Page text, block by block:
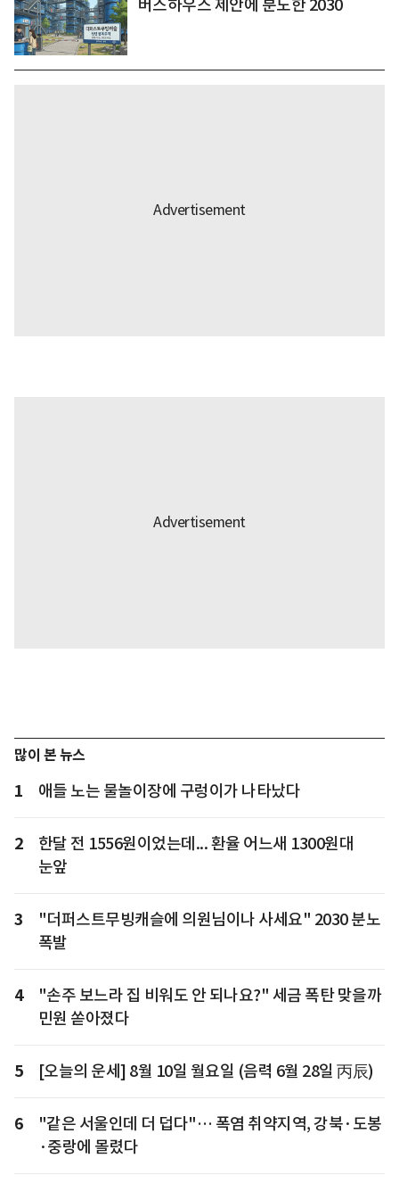
버스하우스 제안에 분노한 2030
많이 본 뉴스
1 애들 노는 물놀이장에 구렁이가 나타났다
2
한달 전 1556원이었는데... 환율 어느새 1300원대
눈앞
3
"더퍼스트무빙캐슬에 의원님이나 사세요" 2030 분노
폭발
4
"손주 보느라 집 비워도 안 되나요?" 세금 폭탄 맞을까
민원 쏟아졌다
5 [오늘의 운세] 8월 10일 월요일 (음력 6월 28일 丙辰)
6
"같은 서울인데 더 덥다"… 폭염 취약지역, 강북·도봉
·중랑에 몰렸다